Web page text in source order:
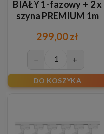
BIAŁY 1-fazowy + 2 x
szyna PREMIUM 1m
299,00 zł
− +
DO KOSZYKA